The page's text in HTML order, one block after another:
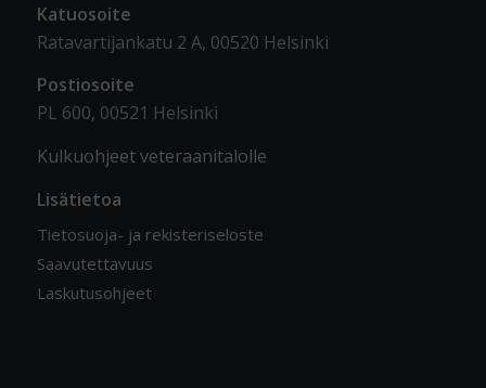
Katuosoite
Ratavartijankatu 2 A, 00520 Helsinki
Postiosoite
PL 600, 00521 Helsinki
Kulkuohjeet veteraanitalolle
Lisätietoa
Tietosuoja- ja rekisteriseloste
Saavutettavuus
Laskutusohjeet